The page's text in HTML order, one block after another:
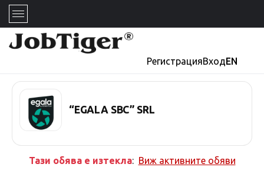
РегистрацияВходEN
“EGALA SBC” SRL
Тази обява е изтекла: Виж активните обяви